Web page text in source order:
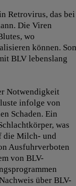
Retrovirus, das bei
Die Viren
wo
können.
BLV lebenslang
Notwendigkeit
infolge von
Schaden. Ein
was
die Milch- und
Ausfuhrverboten
von BLV-
über BLV-